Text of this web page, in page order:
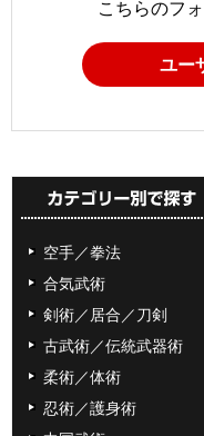
こちらのフ
ユー
空手／拳法
合気武術
剣術／居合／刀剣
古武術／伝統武器術
柔術／体術
忍術／護身術